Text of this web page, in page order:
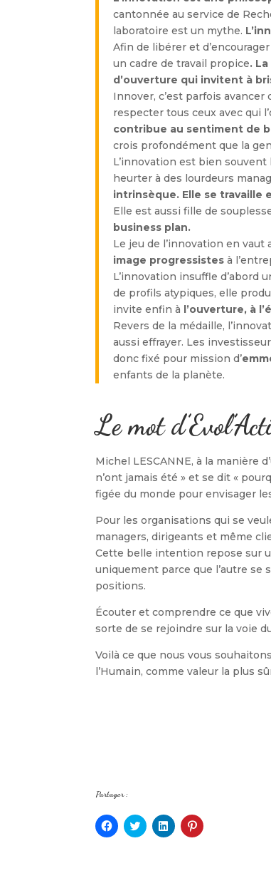
cantonnée au service de
laboratoire est un mythe.
Afin de libérer et
un cadre de travail propice.
d’ouverture qui invitent à
Innover, c’est parfois avancer
respecter tous ceux avec qui
contribue au sentiment de
crois profondément que la
L’innovation est bien
heurter à des lourdeurs
intrinsèque. Elle se
Elle est aussi fille de
business plan.
Le jeu de l’innovation en
image progressistes à
L’innovation insuffle d’abord
de profils atypiques, elle
invite enfin à l’ouverture, à
Revers de la médaille,
aussi effrayer. Les
donc fixé pour mission d’
enfants de la planète.
Le mot d’
Michel LESCANNE, à la manière
n’ont jamais été » et se dit «
figée du monde pour envisager
Pour les organisations qui se
managers, dirigeants et même
Cette belle intention repose sur
uniquement parce que l’autre se
positions.
Écouter et comprendre ce que
sorte de se rejoindre sur la voie
Voilà ce que nous vous
l’Humain, comme valeur la plus
Partager :
C
l
C
l
C
l
C
l